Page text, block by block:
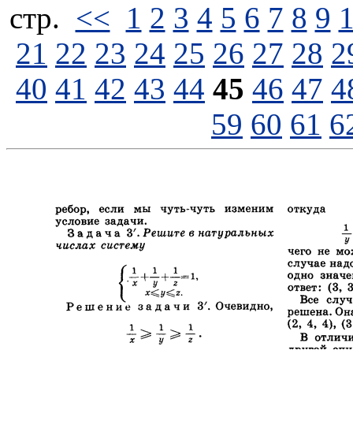
стp. << 1 2 3 4 5 6 7 8 9
21 22 23 24 25 26 27 28
40 41 42 43 44 45 46 47
59 60 61